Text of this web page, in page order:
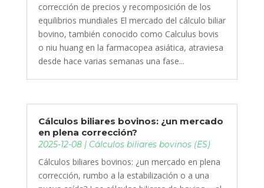
corrección de precios y recomposición de los
equilibrios mundiales El mercado del cálculo biliar
bovino, también conocido como Calculus bovis
o niu huang en la farmacopea asiática, atraviesa
desde hace varias semanas una fase...
Cálculos biliares bovinos: ¿un mercado
en plena corrección?
2025-12-08| Cálculos biliares bovinos (ES)
Cálculos biliares bovinos: ¿un mercado en plena
corrección, rumbo a la estabilización o a una